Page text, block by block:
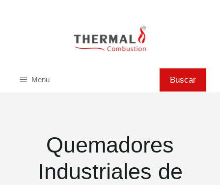
Menu Buscar
Quemadores
Industriales de